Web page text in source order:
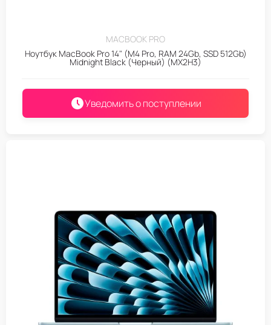
MACBOOK PRO
Ноутбук MacBook Pro 14" (M4 Pro, RAM 24Gb, SSD 512Gb)
Midnight Black (Черный) (MX2H3)
Уведомить о поступлении